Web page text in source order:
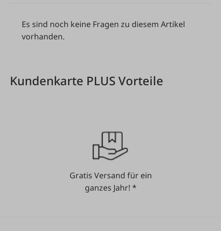
Es sind noch keine Fragen zu diesem Artikel
vorhanden.
Kundenkarte PLUS Vorteile
Gratis Versand für ein
ganzes Jahr! *